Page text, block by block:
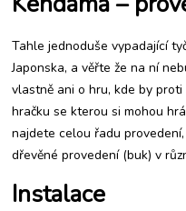
hrách
Tahle jednoduše vypadající
Japonska, a věřte že na ní
vlastně ani o hru, kde by
hračku se kterou si mohou
najdete celou řadu
dřevěné provedení (buk) v
Instalace